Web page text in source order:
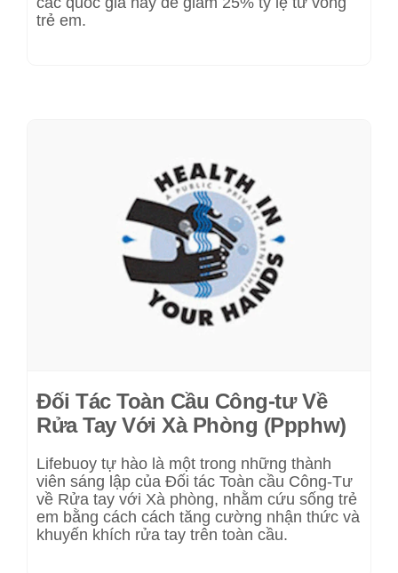
trẻ em.
Đối Tác Toàn Cầu Công-tư Về
Rửa Tay Với Xà Phòng (Ppphw)
Lifebuoy tự hào là một trong những thành
viên sáng lập của Đối tác Toàn cầu Công-Tư
về Rửa tay với Xà phòng, nhằm cứu sống trẻ
em bằng cách cách tăng cường nhận thức và
khuyến khích rửa tay trên toàn cầu.